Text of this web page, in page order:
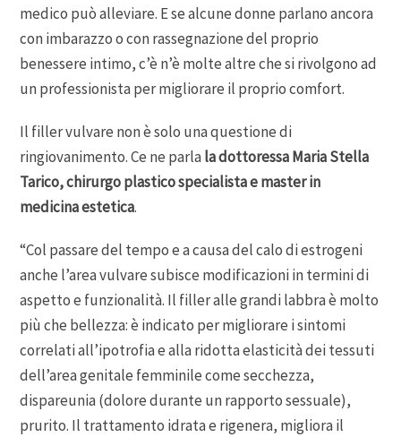
medico può alleviare. E se alcune donne parlano ancora
con imbarazzo o con rassegnazione del proprio
benessere intimo, c’è n’è molte altre che si rivolgono ad
un professionista per migliorare il proprio comfort.
Il filler vulvare non è solo una questione di
ringiovanimento. Ce ne parlala dottoressa Maria Stella
Tarico, chirurgo plastico specialista e master in
medicina estetica.
“Col passare del tempo e a causa del calo di estrogeni
anche l’area vulvare subisce modificazioni in termini di
aspetto e funzionalità. Il filler alle grandi labbra è molto
più che bellezza: è indicato per migliorare i sintomi
correlati all’ipotrofia e alla ridotta elasticità dei tessuti
dell’area genitale femminile come secchezza,
dispareunia (dolore durante un rapporto sessuale),
prurito. Il trattamento idrata e rigenera, migliora il